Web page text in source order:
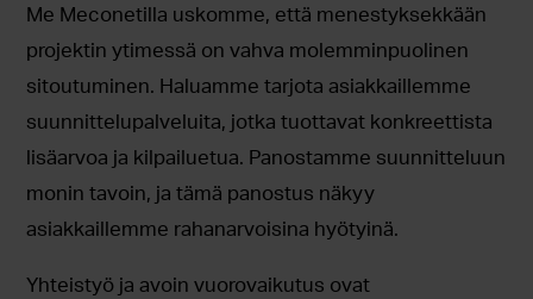
Me Meconetilla uskomme, että menestyksekkään
projektin ytimessä on vahva molemminpuolinen
sitoutuminen. Haluamme tarjota asiakkaillemme
suunnittelupalveluita, jotka tuottavat konkreettista
lisäarvoa ja kilpailuetua. Panostamme suunnitteluun
monin tavoin, ja tämä panostus näkyy
asiakkaillemme rahanarvoisina hyötyinä.
Yhteistyö ja avoin vuorovaikutus ovat